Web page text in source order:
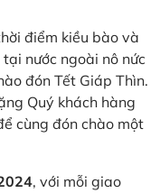
điểm kiều bào và
nước ngoài nô nức
đón Tết Giáp Thìn.
Quý khách hàng
cùng đón chào một
, với mỗi giao